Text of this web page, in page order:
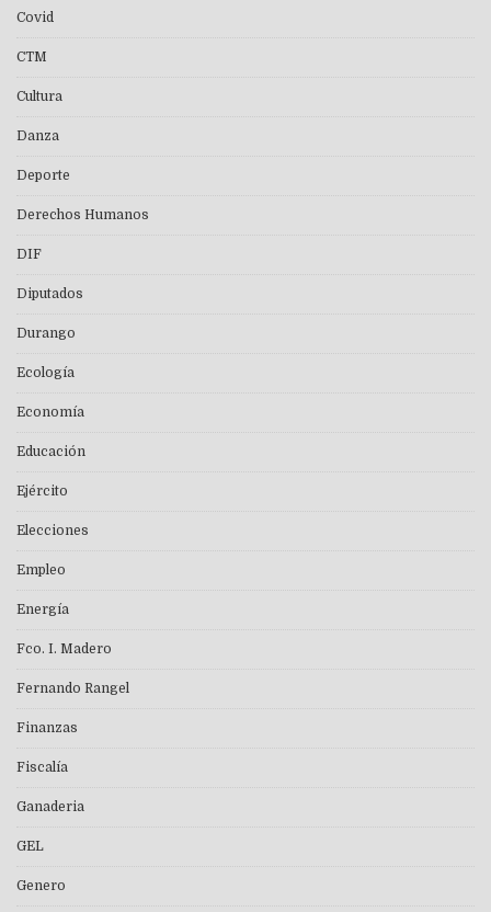
Covid
CTM
Cultura
Danza
Deporte
Derechos Humanos
DIF
Diputados
Durango
Ecología
Economía
Educación
Ejército
Elecciones
Empleo
Energía
Fco. I. Madero
Fernando Rangel
Finanzas
Fiscalía
Ganaderia
GEL
Genero